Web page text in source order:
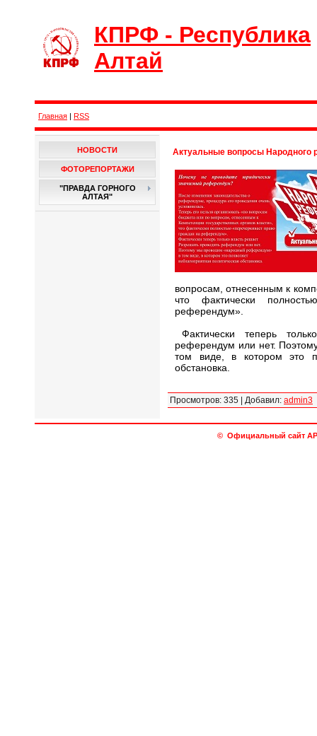
КПРФ - Республика
Алтай
Главная | RSS
НОВОСТИ
ФОТОРЕПОРТАЖИ
"ПРАВДА ГОРНОГО
АЛТАЯ"
Актуальные вопросы Народного
вопросам, отнесенным к
что фактически
референдум».
Фактически теперь
референдум или нет.
том виде, в котором это
обстановка.
Просмотров: 335 Добавил: admin3
© Официальный сайт